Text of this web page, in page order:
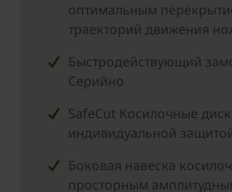
оптимальным
траекторий движения
Быстродействующий
Cерийно
SafeCut Косилочные
индивидуальной
Боковая навеска
просторным